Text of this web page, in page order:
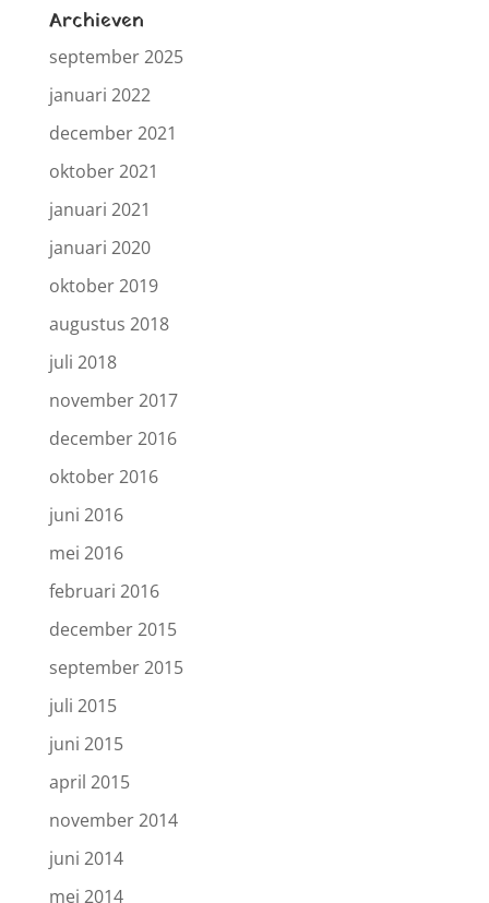
Archieven
september 2025
januari 2022
december 2021
oktober 2021
januari 2021
januari 2020
oktober 2019
augustus 2018
juli 2018
november 2017
december 2016
oktober 2016
juni 2016
mei 2016
februari 2016
december 2015
september 2015
juli 2015
juni 2015
april 2015
november 2014
juni 2014
mei 2014